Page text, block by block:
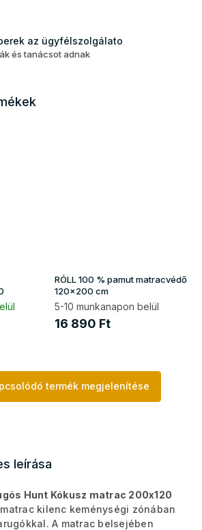
az ügyfélszolgálato
és tanácsot adnak
RÓLL 100 % pamut matracvédő
120x200 cm
5-10 munkanapon belül
16 890 Ft
termék megjelenítése
leírása
Hunt Kókusz matrac 200x120
kilenc keménységi zónában
A matrac belsejében